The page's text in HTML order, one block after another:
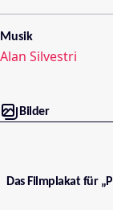
Musik
Alan Silvestri
Bilder
Das Filmplakat für